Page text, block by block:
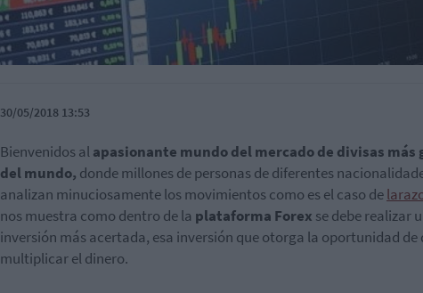
30/05/2018 13:53
Bienvenidos alapasionante mundo del mercado de divisas más
del mundo, donde millones de personas de diferentes
analizan minuciosamente los movimientos como es el caso de
nos muestra como dentro de la plataforma Forex se debe realizar
inversión más acertada, esa inversión que otorga la oportunidad de
multiplicar el dinero.